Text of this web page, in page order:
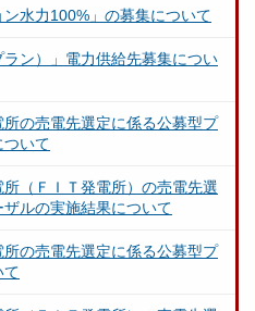
ン水力100%」の募集について
ラン）」電力供給先募集につい
の売電先選定に係る公募型プ
ついて
（ＦＩＴ発電所）の売電先選
ルの実施結果について
の売電先選定に係る公募型プ
て